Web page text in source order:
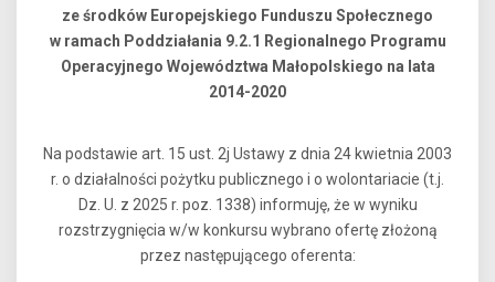
ze środków Europejskiego Funduszu Społecznego
w ramach Poddziałania 9.2.1 Regionalnego Programu
Operacyjnego Województwa Małopolskiego na lata
2014-2020
Na podstawie art. 15 ust. 2j Ustawy z dnia 24 kwietnia 2003
r. o działalności pożytku publicznego i o wolontariacie (t.j.
Dz. U. z 2025 r. poz. 1338) informuję, że w wyniku
rozstrzygnięcia w/w konkursu wybrano ofertę złożoną
przez następującego oferenta: